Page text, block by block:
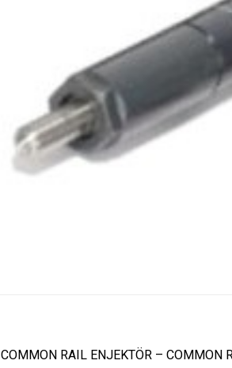
COMMON RAIL ENJEKTÖR – COMMON